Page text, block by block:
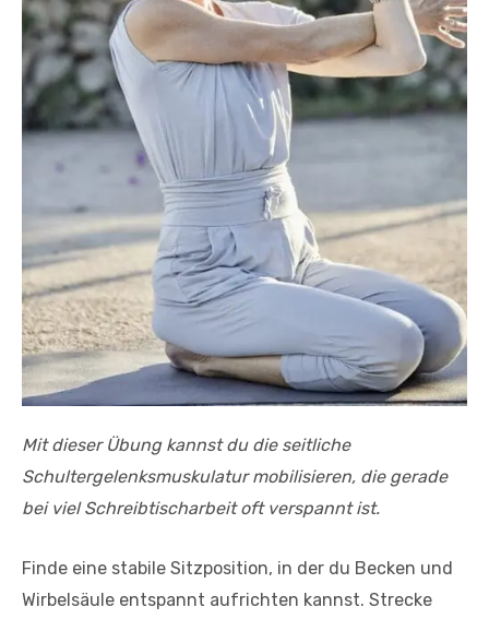
Mit dieser Übung kannst du die seitliche
Schultergelenksmuskulatur mobilisieren, die gerade
bei viel Schreibtischarbeit oft verspannt ist.
Finde eine stabile Sitzposition, in der du Becken und
Wirbel­säule entspannt aufrichten kannst. Strecke